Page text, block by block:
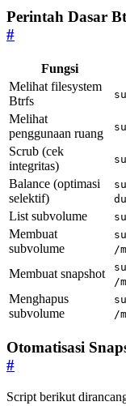
Perintah Dasar
#
Fungsi
Melihat filesystem
Btrfs
Melihat
penggunaan ruang
Scrub (cek
integritas)
Balance (optimasi
selektif)
List subvolume
Membuat
subvolume
/
Membuat snapshot
/
Menghapus
subvolume
/
Otomatisasi
#
Script berikut